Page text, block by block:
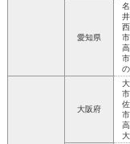
愛知県
大阪府